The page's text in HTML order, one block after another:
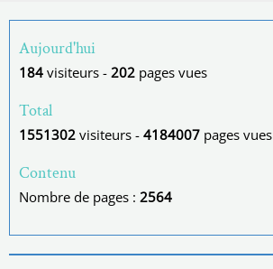
Aujourd'hui
184 visiteurs - 202 pages vues
Total
1551302 visiteurs - 4184007 pages vues
Contenu
Nombre de pages : 2564